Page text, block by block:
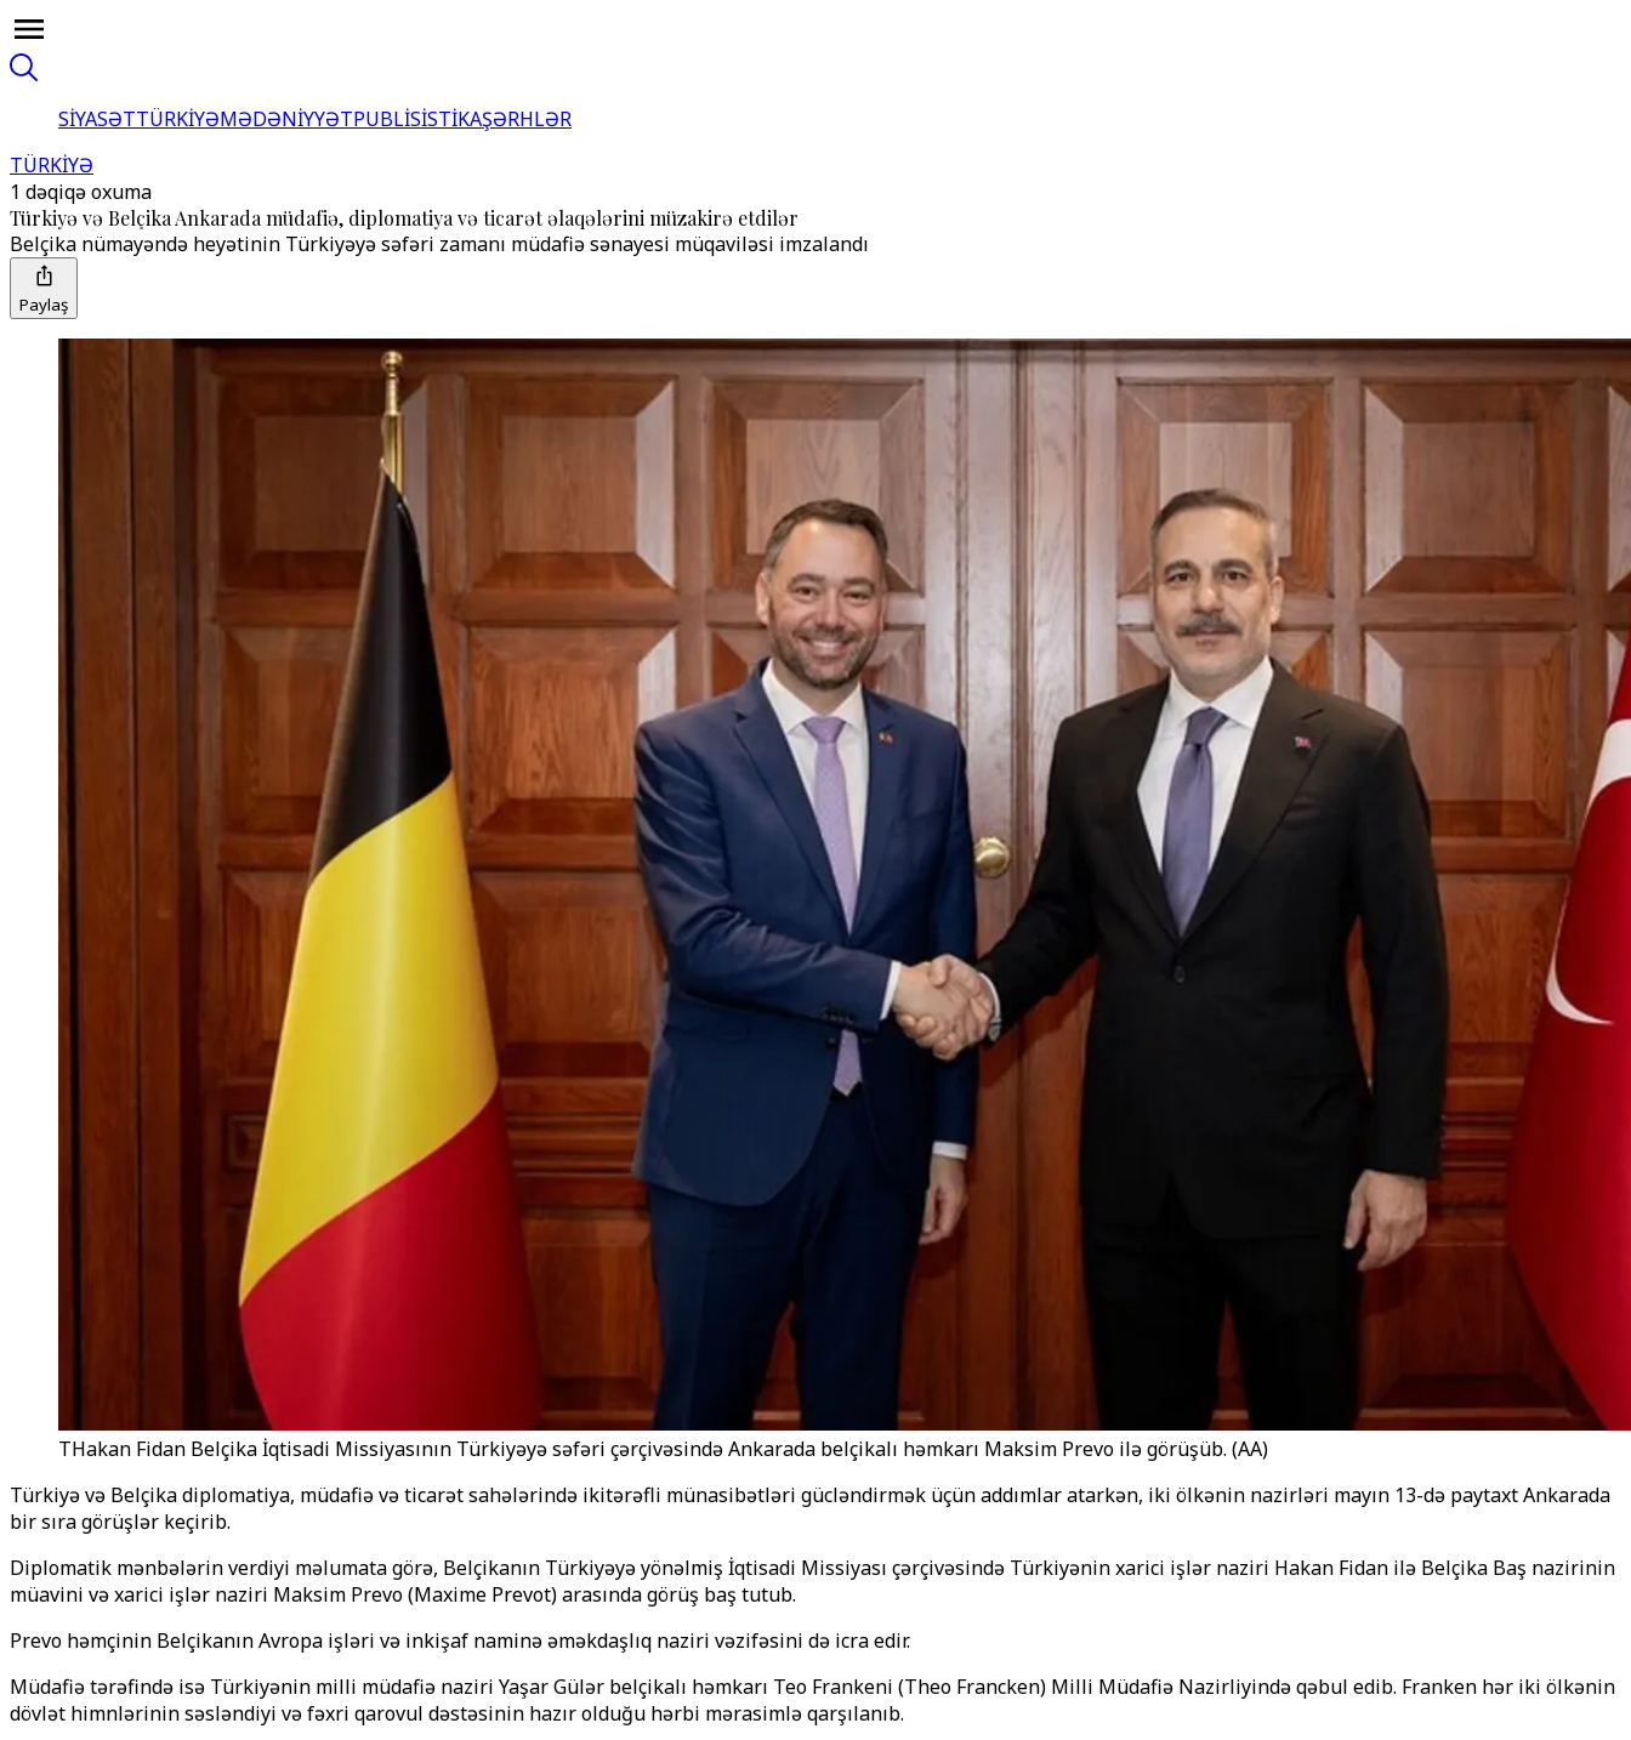
SİYASƏTTÜRKİYƏMƏDƏNİYYƏTPUBLİSİSTİKAŞƏRHLƏR
TÜRKİYƏ
1 dəqiqə oxuma
Türkiyə və Belçika Ankarada müdafiə, diplomatiya və ticarət əlaqələrini müzakirə etdilər
Belçika nümayəndə heyətinin Türkiyəyə səfəri zamanı müdafiə sənayesi müqaviləsi imzalandı
Paylaş
THakan Fidan Belçika İqtisadi Missiyasının Türkiyəyə səfəri çərçivəsində Ankarada belçikalı həmkarı Maksim Prevo ilə görüşüb. (AA)
Türkiyə və Belçika diplomatiya, müdafiə və ticarət sahələrində ikitərəfli münasibətləri gücləndirmək üçün addımlar atarkən, iki ölkənin nazirləri mayın 13-də paytaxt Ankarada
bir sıra görüşlər keçirib.
Diplomatik mənbələrin verdiyi məlumata görə, Belçikanın Türkiyəyə yönəlmiş İqtisadi Missiyası çərçivəsində Türkiyənin xarici işlər naziri Hakan Fidan ilə Belçika Baş nazirinin
müavini və xarici işlər naziri Maksim Prevo (Maxime Prevot) arasında görüş baş tutub.
Prevo həmçinin Belçikanın Avropa işləri və inkişaf naminə əməkdaşlıq naziri vəzifəsini də icra edir.
Müdafiə tərəfində isə Türkiyənin milli müdafiə naziri Yaşar Gülər belçikalı həmkarı Teo Frankeni (Theo Francken) Milli Müdafiə Nazirliyində qəbul edib. Franken hər iki ölkənin
dövlət himnlərinin səsləndiyi və fəxri qarovul dəstəsinin hazır olduğu hərbi mərasimlə qarşılanıb.